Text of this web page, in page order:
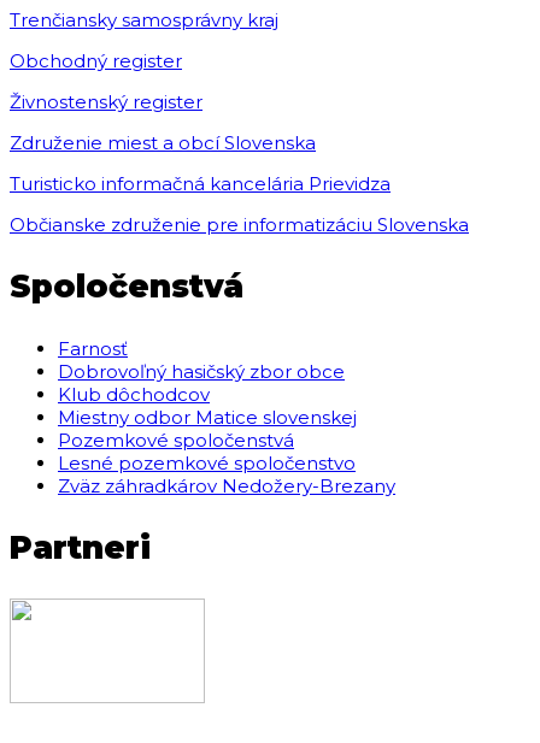
Trenčiansky samosprávny kraj
Obchodný register
Živnostenský register
Združenie miest a obcí Slovenska
Turisticko informačná kancelária Prievidza
Občianske združenie pre informatizáciu Slovenska
Spoločenstvá
Farnosť
Dobrovoľný hasičský zbor obce
Klub dôchodcov
Miestny odbor Matice slovenskej
Pozemkové spoločenstvá
Lesné pozemkové spoločenstvo
Zväz záhradkárov Nedožery-Brezany
Partneri